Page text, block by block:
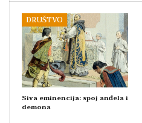
DRUŠTVO
Siva eminencija: spoj anđela i
demona